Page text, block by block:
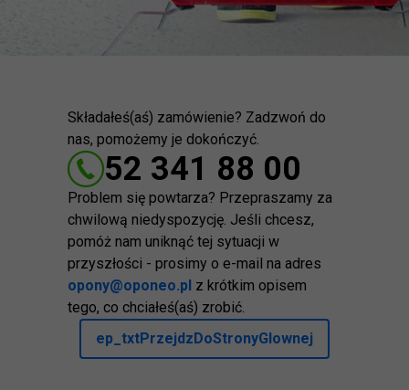
Składałeś(aś) zamówienie? Zadzwoń do
nas, pomożemy je dokończyć.
52 341 88 00
Problem się powtarza? Przepraszamy za
chwilową niedyspozycję. Jeśli chcesz,
pomóż nam uniknąć tej sytuacji w
przyszłości - prosimy o e-mail na adres
opony@oponeo.pl z krótkim opisem
tego, co chciałeś(aś) zrobić.
ep_txtPrzejdzDoStronyGlownej